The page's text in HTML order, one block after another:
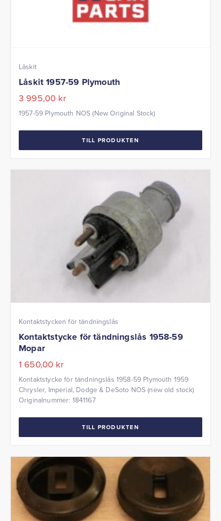
Låskit
Låskit 1957-59 Plymouth
3 995,00 kr
1957-59 Plymouth NOS (New Original Stock)
TILL PRODUKTEN
Kontaktstycken för tändningslås
Kontaktstycke för tändningslås 1958-59
Mopar
1 650,00 kr
Kontaktstycke för tändningslås 1958-59 Plymouth 1959
Chrysler, Imperial, Dodge & DeSoto NOS (new old stock)
Originalnummer: 1841167
TILL PRODUKTEN